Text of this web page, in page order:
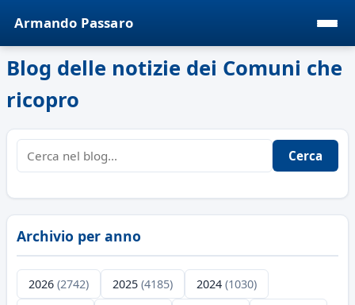
Armando Passaro
Blog delle notizie dei Comuni che
ricopro
Cerca
Archivio per anno
2026 (2742) 2025 (4185) 2024 (1030)